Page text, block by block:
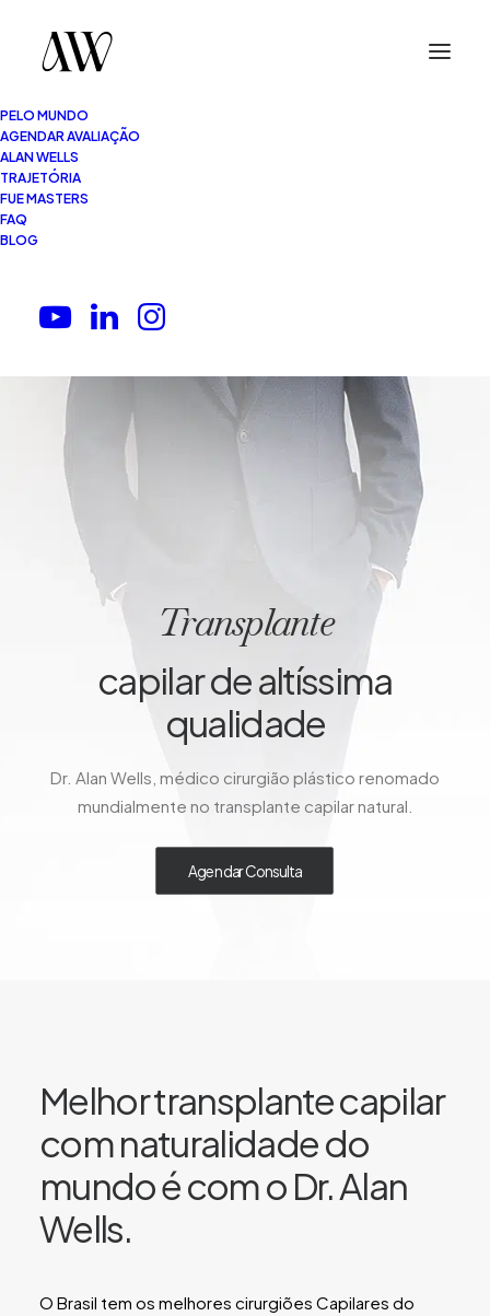
PELO MUNDO
AGENDAR AVALIAÇÃO
ALAN WELLS
TRAJETÓRIA
FUE MASTERS
FAQ
BLOG
Transplante
capilar de altíssima
qualidade
Dr. Alan Wells, médico cirurgião plástico renomado
mundialmente no transplante capilar natural.
Agendar Consulta
Melhor transplante capilar
com naturalidade do
mundo é com o Dr. Alan
Wells.
O Brasil tem os melhores cirurgiões Capilares do